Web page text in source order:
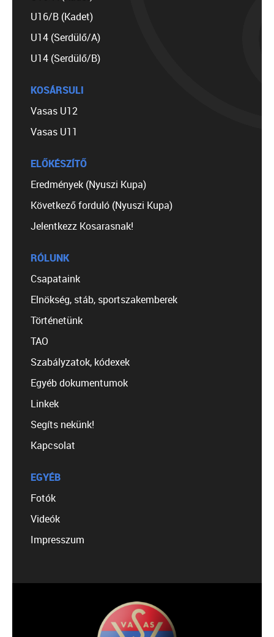
U16/B (Kadet)
U14 (Serdülő/A)
U14 (Serdülő/B)
KOSÁRSULI
Vasas U12
Vasas U11
ELŐKÉSZÍTŐ
Eredmények (Nyuszi Kupa)
Következő forduló (Nyuszi Kupa)
Jelentkezz Kosarasnak!
RÓLUNK
Csapataink
Elnökség, stáb, sportszakemberek
Történetünk
TAO
Szabályzatok, kódexek
Egyéb dokumentumok
Linkek
Segíts nekünk!
Kapcsolat
EGYÉB
Fotók
Videók
Impresszum